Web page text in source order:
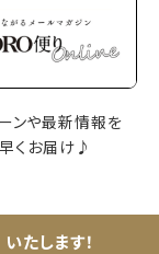
ンや最新情報を
くお届け♪
いたします！